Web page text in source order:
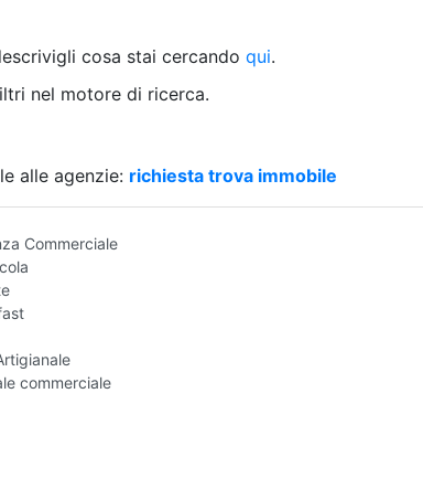
Commerciale
commerciale
cosa stai cercando qui.
nel motore di ricerca.
alle agenzie: richiesta trova immobile